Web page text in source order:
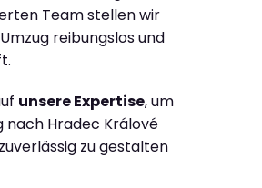
Team stellen wir
reibungslos und
unsere Expertise, um
nach Hradec Králové
zu gestalten